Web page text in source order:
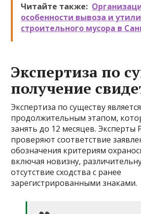
Читайте также:
особенности вывоза и
строительного мусора в
Экспертиза по
получение
Экспертиза по существу
продолжительным этапом,
занять до 12 месяцев. Эксперты
проверяют соответствие
обозначения критериям
включая новизну,
отсутствие сходства с ранее
зарегистрированными знаками.